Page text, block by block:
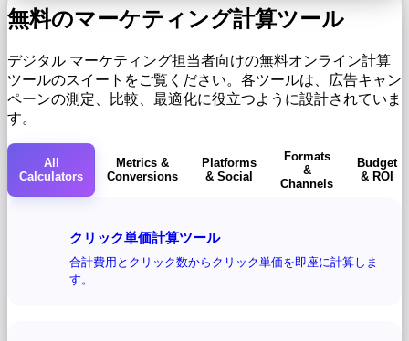
無料のマーケティング計算ツール
デジタル マーケティング担当者向けの無料オンライン計算
ツールのスイートをご覧ください。各ツールは、広告キャン
ペーンの測定、比較、最適化に役立つように設計されていま
す。
All
Calculators
Metrics &
Conversions
Platforms
& Social
Formats
&
Channels
Budget
& ROI
クリック単価計算ツール
合計費用とクリック数からクリック単価を即座に計算しま
す。